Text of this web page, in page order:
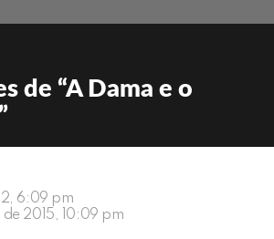
de “A Dama e o
6:09 pm
de 2015, 10:09 pm